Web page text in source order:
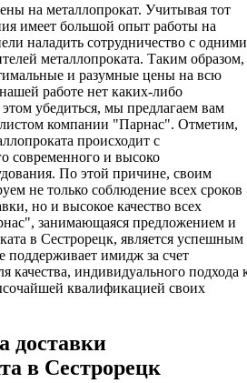
на металлопрокат. Учитывая тот
имеет большой опыт работы на
наладить сотрудничество с одними
металлопроката. Таким образом,
и разумные цены на всю
работе нет каких-либо
убедиться, мы предлагаем вам
листом компании "Парнас". Отметим,
происходит с
современного и высоко
По этой причине, своим
не только соблюдение всех сроков
но и высокое качество всех
занимающаяся предложением и
в Сестрорецк, является успешным
поддерживает имидж за счет
качества, индивидуального подхода
квалификацией своих
доставки
в Сестрорецк